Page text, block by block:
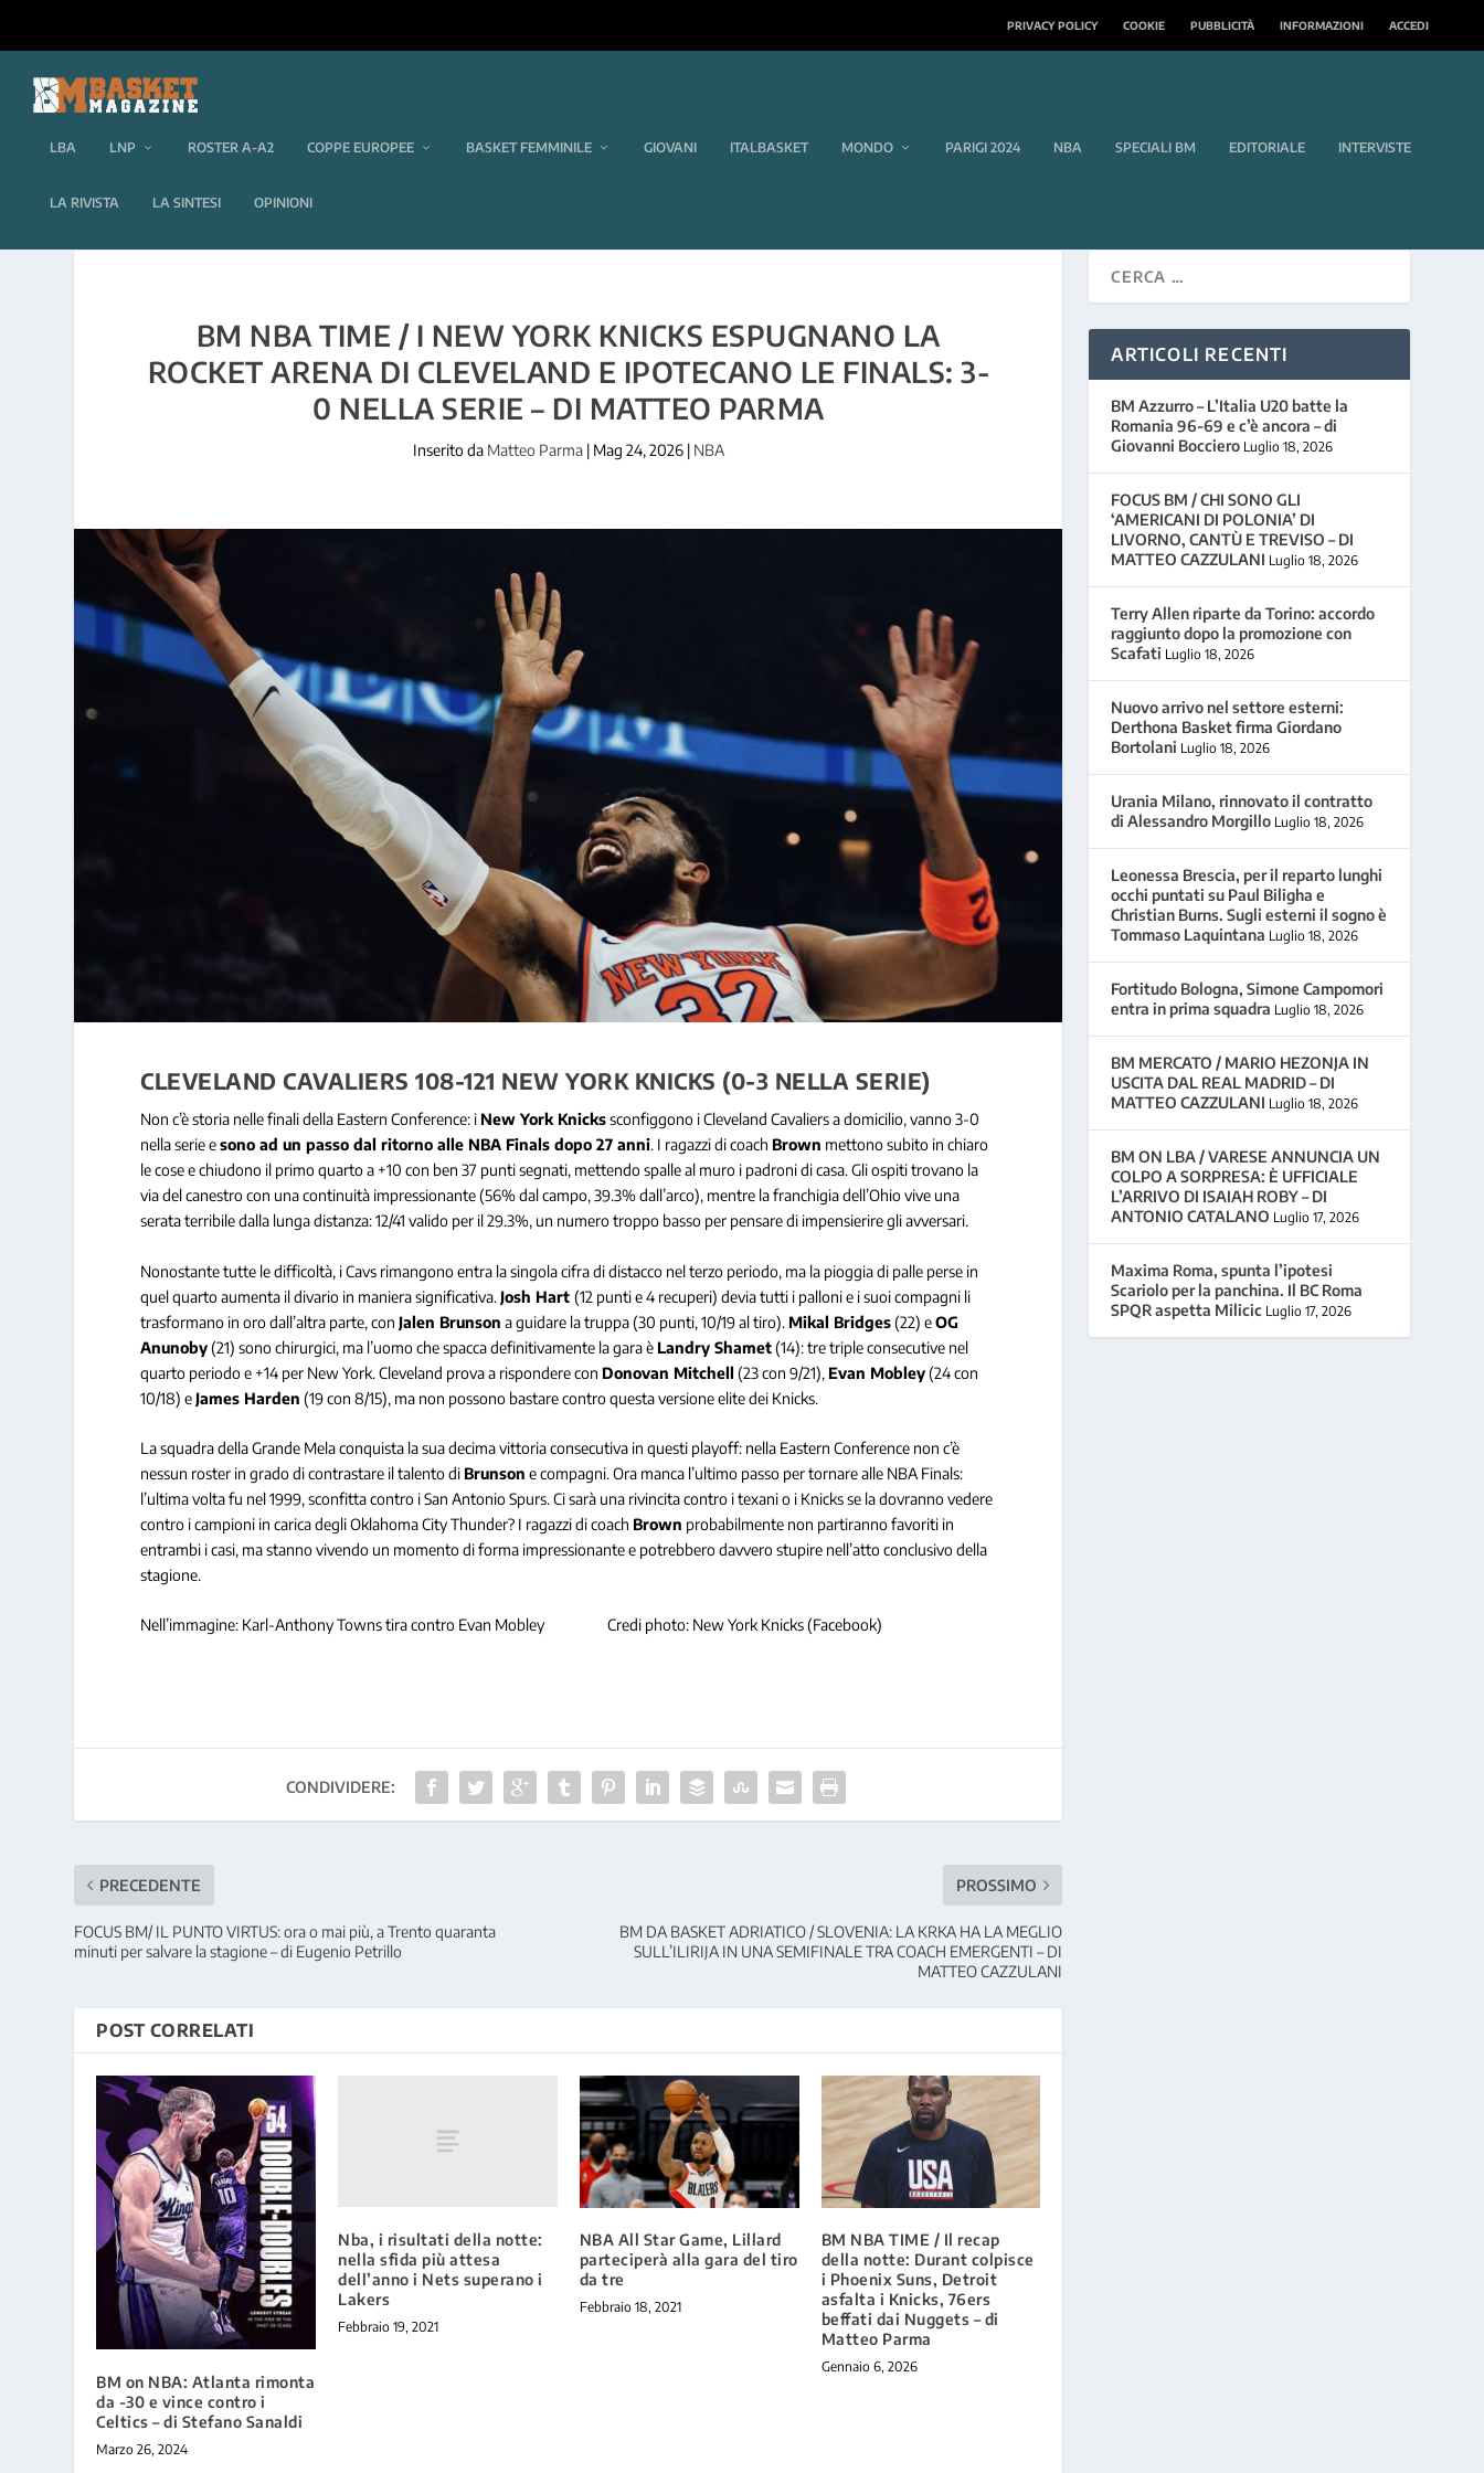
PRIVACY POLICY COOKIE PUBBLICITÀ INFORMAZIONI ACCEDI
LBA LNP ROSTER A-A2 COPPE EUROPEE BASKET FEMMINILE GIOVANI ITALBASKET MONDO PARIGI 2024 NBA SPECIALI BM EDITORIALE INTERVISTE
LA RIVISTA LA SINTESI OPINIONI
BM NBA TIME / I NEW YORK KNICKS ESPUGNANO LA
ROCKET ARENA DI CLEVELAND E IPOTECANO LE FINALS: 3-
0 NELLA SERIE – DI MATTEO PARMA
Inserito da Matteo Parma| Mag 24, 2026| NBA
CLEVELAND CAVALIERS 108-121 NEW YORK KNICKS (0-3 NELLA SERIE)
Non c’è storia nelle finali della Eastern Conference: i New York Knickssconfiggono i Cleveland Cavaliers a domicilio, vanno 3-0
nella serie esono ad un passo dal ritorno alle NBA Finals dopo 27 anni. I ragazzi di coach Brown mettono subito in chiaro
le cose e chiudono il primo quarto a +10 con ben 37 punti segnati, mettendo spalle al muro i padroni di casa. Gli ospiti trovano la
via del canestro con una continuità impressionante (56% dal campo, 39.3% dall’arco), mentre la franchigia dell’Ohio vive una
serata terribile dalla lunga distanza: 12/41 valido per il 29.3%, un numero troppo basso per pensare di impensierire gli avversari.
Nonostante tutte le difficoltà, i Cavs rimangono entra la singola cifra di distacco nel terzo periodo, ma la pioggia di palle perse in
quel quarto aumenta il divario in maniera significativa.Josh Hart(12 punti e 4 recuperi) devia tutti i palloni e i suoi compagni li
trasformano in oro dall’altra parte, conJalen Brunson a guidare la truppa (30 punti, 10/19 al tiro). Mikal Bridges(22) eOG
Anunoby(21) sono chirurgici, ma l’uomo che spacca definitivamente la gara è Landry Shamet(14): tre triple consecutive nel
quarto periodo e +14 per New York. Cleveland prova a rispondere con Donovan Mitchell (23 con 9/21), Evan Mobley(24 con
10/18) eJames Harden (19 con 8/15), ma non possono bastare contro questa versione elite dei Knicks.
La squadra della Grande Mela conquista la sua decima vittoria consecutiva in questi playoff: nella Eastern Conference non c’è
nessun roster in grado di contrastare il talento di Brunson e compagni. Ora manca l’ultimo passo per tornare alle NBA Finals:
l’ultima volta fu nel 1999, sconfitta contro i San Antonio Spurs. Ci sarà una rivincita contro i texani o i Knicks se la dovranno vedere
contro i campioni in carica degli Oklahoma City Thunder? I ragazzi di coach Brown probabilmente non partiranno favoriti in
entrambi i casi, ma stanno vivendo un momento di forma impressionante e potrebbero davvero stupire nell’atto conclusivo della
stagione.
Nell’immagine: Karl-Anthony Towns tira contro Evan Mobley Credi photo: New York Knicks (Facebook)
CONDIVIDERE:
PRECEDENTE
FOCUS BM/ IL PUNTO VIRTUS: ora o mai più, a Trento quaranta
minuti per salvare la stagione – di Eugenio Petrillo
PROSSIMO
BM DA BASKET ADRIATICO / SLOVENIA: LA KRKA HA LA MEGLIO
SULL’ILIRIJA IN UNA SEMIFINALE TRA COACH EMERGENTI – DI
MATTEO CAZZULANI
POST CORRELATI
BM on NBA: Atlanta rimonta
da -30 e vince contro i
Celtics – di Stefano Sanaldi
Marzo 26, 2024
Nba, i risultati della notte:
nella sfida più attesa
dell’anno i Nets superano i
Lakers
Febbraio 19, 2021
NBA All Star Game, Lillard
parteciperà alla gara del tiro
da tre
Febbraio 18, 2021
BM NBA TIME / Il recap
della notte: Durant colpisce
i Phoenix Suns, Detroit
asfalta i Knicks, 76ers
beffati dai Nuggets – di
Matteo Parma
Gennaio 6, 2026
ARTICOLI RECENTI
BM Azzurro – L’Italia U20 batte la
Romania 96-69 e c’è ancora – di
Giovanni Bocciero Luglio 18, 2026
FOCUS BM / CHI SONO GLI
‘AMERICANI DI POLONIA’ DI
LIVORNO, CANTÙ E TREVISO – DI
MATTEO CAZZULANI Luglio 18, 2026
Terry Allen riparte da Torino: accordo
raggiunto dopo la promozione con
Scafati Luglio 18, 2026
Nuovo arrivo nel settore esterni:
Derthona Basket firma Giordano
Bortolani Luglio 18, 2026
Urania Milano, rinnovato il contratto
di Alessandro Morgillo Luglio 18, 2026
Leonessa Brescia, per il reparto lunghi
occhi puntati su Paul Biligha e
Christian Burns. Sugli esterni il sogno è
Tommaso Laquintana Luglio 18, 2026
Fortitudo Bologna, Simone Campomori
entra in prima squadra Luglio 18, 2026
BM MERCATO / MARIO HEZONJA IN
USCITA DAL REAL MADRID – DI
MATTEO CAZZULANI Luglio 18, 2026
BM ON LBA / VARESE ANNUNCIA UN
COLPO A SORPRESA: È UFFICIALE
L’ARRIVO DI ISAIAH ROBY – DI
ANTONIO CATALANO Luglio 17, 2026
Maxima Roma, spunta l’ipotesi
Scariolo per la panchina. Il BC Roma
SPQR aspetta Milicic Luglio 17, 2026